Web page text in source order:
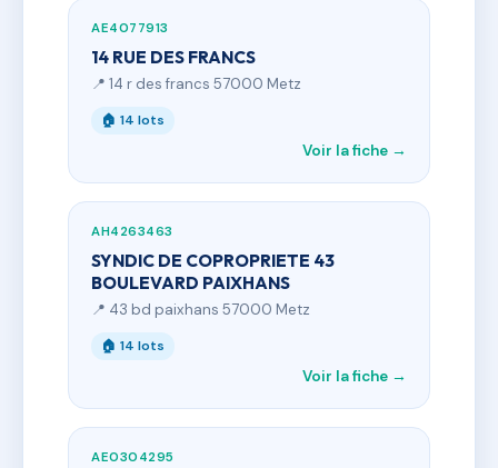
AE4077913
14 RUE DES FRANCS
📍 14 r des francs 57000 Metz
🏠 14 lots
Voir la fiche →
AH4263463
SYNDIC DE COPROPRIETE 43
BOULEVARD PAIXHANS
📍 43 bd paixhans 57000 Metz
🏠 14 lots
Voir la fiche →
AE0304295